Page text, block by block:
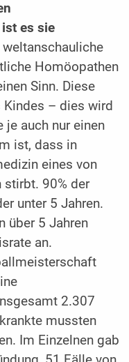
es sie
Homöopathen
Sinn. Diese
– dies wird
je auch nur einen
ist, dass in
eines von
stirbt. 90% der
unter 5 Jahren.
über 5 Jahren
an.
2.307
mussten
Im Einzelnen gab